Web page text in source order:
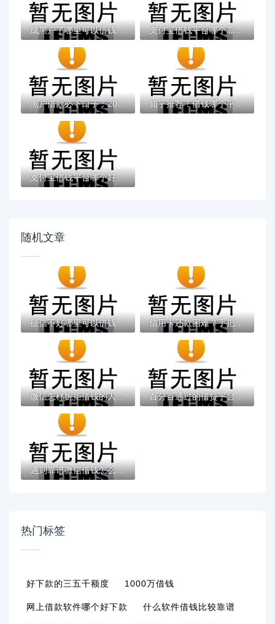
成黑户了哪里可以借钱急用啊，2025五大专属... 支付宝借钱平台哪个靠谱？实测这5款低息灵活...
黑户借款必下口子：2025推荐5个通过率100%的... 知乎推荐！借钱哪个平台靠谱？这5个低息正规...
支付宝借钱平台哪个好？实测推荐这3个靠谱低...
随机文章
征信不好哪里可以借钱？这8个黑贷款马上下款... 信用卡还款困难？手把手教你协商延期技巧
微信怎样婉拒借钱的人呢？分享7个类似高炮口... 百分百通过的借贷平台有哪些？真实经验教你...
遇到靠谱微信借钱怎么办？或可尝试这8个借钱...
热门标签
好下款的三五千额度 1000万借钱
网上借款软件哪个好下款 什么软件借钱比较靠谱